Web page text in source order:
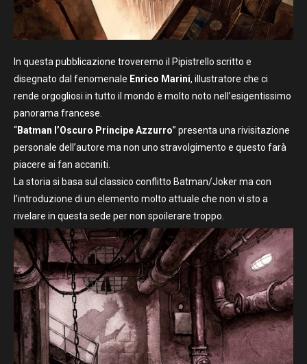
In questa pubblicazione troveremo il Pipistrello scritto e
disegnato dal fenomenale Enrico Marini, illustratore che ci
rende orgogliosi in tutto il mondo è molto noto nell’esigentissimo
panorama francese.
“Batman l’Oscuro Principe Azzurro” presenta una rivisitazione
personale dell’autore ma non uno stravolgimento e questo farà
piacere ai fan accaniti.
La storia si basa sul classico conflitto Batman/Joker ma con
l’introduzione di un elemento molto attuale che non vi sto a
rivelare in questa sede per non spoilerare troppo.